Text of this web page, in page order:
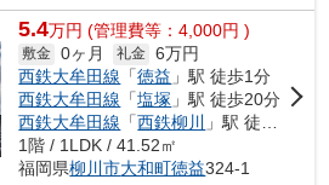
5.4万円 (管理費等：4,000円 )
敷金 0ヶ月 礼金 6万円
西鉄大牟田線 「徳益 」駅 徒歩1分
西鉄大牟田線 「塩塚 」駅 徒歩20分
西鉄大牟田線 「西鉄柳川
」駅 徒歩24分
1階 / 1LDK / 41.52㎡
福岡県柳川市大和町徳益324-1